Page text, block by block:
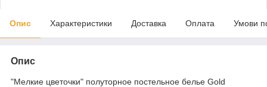
Опис Характеристики Доставка Оплата Умови
Опис
"Мелкие цветочки" полуторное постельное белье Gold